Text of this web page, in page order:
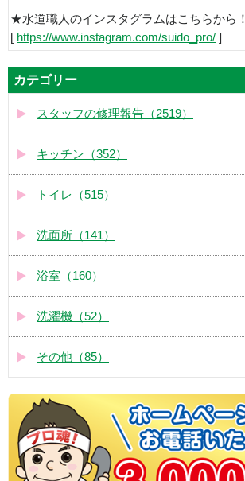
★水道職人のインスタグラムはこちらから！
[ https://www.instagram.com/suido_pro/ ]
カテゴリー
スタッフの修理報告（2519）
キッチン（352）
トイレ（515）
洗面所（141）
浴室（160）
洗濯機（52）
その他（85）